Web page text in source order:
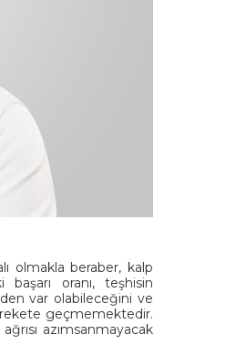
olmakla beraber, kalp
oranı, teşhisin
var olabileceğini ve
geçmemektedir.
azımsanmayacak